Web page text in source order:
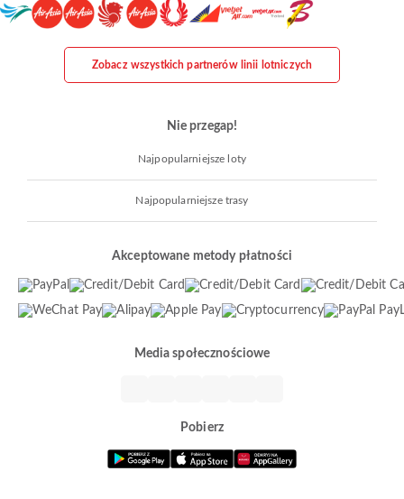
Zobacz wszystkich partnerów linii lotniczych
Nie przegap!
Najpopularniejsze loty
Najpopularniejsze trasy
Akceptowane metody płatności
Media społecznościowe
Pobierz